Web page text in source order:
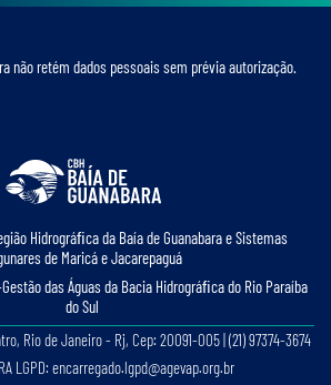
não retém dados pessoais sem prévia autorização.
Hidrográﬁca da Baía de Guanabara e Sistemas
de Maricá e Jacarepaguá
das Águas da Bacia Hidrográﬁca do Rio Paraíba
do Sul
Rio de Janeiro - Rj, Cep: 20091-005 | (21) 97374-3674
LGPD: encarregado.lgpd@agevap.org.br